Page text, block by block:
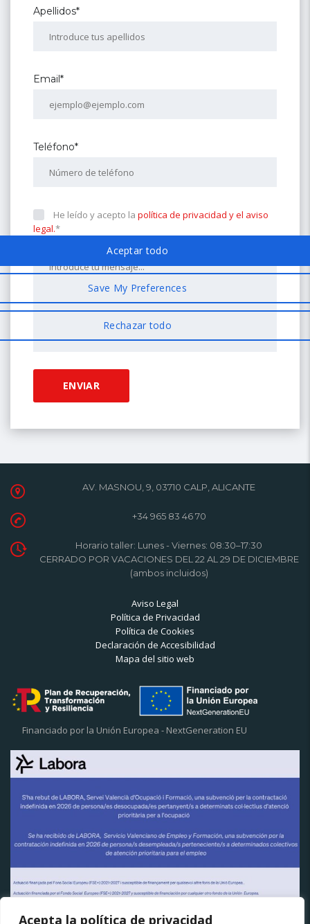
Acepta la política de privacidad
Apellidos*
Email*
Teléfono*
He leído y acepto la política de privacidad y el aviso
legal.*
AV. MASNOU, 9, 03710 CALP, ALICANTE
+34 965 83 46 70
Horario taller: Lunes - Viernes: 08:30–17:30
CERRADO POR VACACIONES DEL 22 AL 29 DE DICIEMBRE
(ambos incluidos)
Aviso Legal
Política de Privacidad
Política de Cookies
Declaración de Accesibilidad
Mapa del sitio web
Financiado por la Unión Europea - NextGeneration EU